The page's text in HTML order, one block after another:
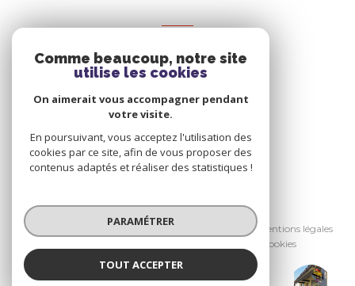
SARRAZAC IMMOBILIER
Nous suivre
© 2026 | Tous droits réservés
Nos honoraires
Nos partenaires
Mentions légales
Cookies
Réalisé par :
Comme beaucoup, notre site
utilise les cookies
On aimerait vous accompagner pendant
votre visite.
En poursuivant, vous acceptez l'utilisation des
cookies par ce site, afin de vous proposer des
contenus adaptés et réaliser des statistiques !
PARAMÉTRER
TOUT ACCEPTER